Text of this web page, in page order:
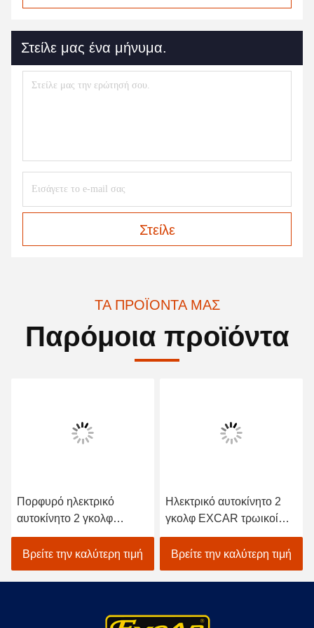
Στείλε μας ένα μήνυμα.
Στείλε
ΤΑ ΠΡΟΪΌΝΤΑ ΜΑΣ
Παρόμοια προϊόντα
Πορφυρό ηλεκτρικό
αυτοκίνητο 2 γκολφ
τρωική μπαταρία κάρρων
γκολφ επιβατών ηλεκτρική
Βρείτε την καλύτερη τιμή
Ηλεκτρικό αυτοκίνητο 2
γκολφ EXCAR τρωικοί
μπαταρία προσώπων
48V/ελεγκτής του Curtis
Βρείτε την καλύτερη τιμή